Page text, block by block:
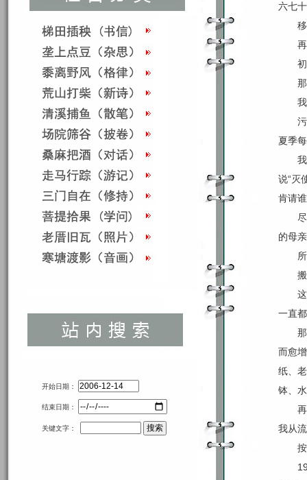
开始日期：
结束日期：
关键文字：
六七
夏季
说“灭
肯请
的母
一直
而愈
纸、
钵、
我从